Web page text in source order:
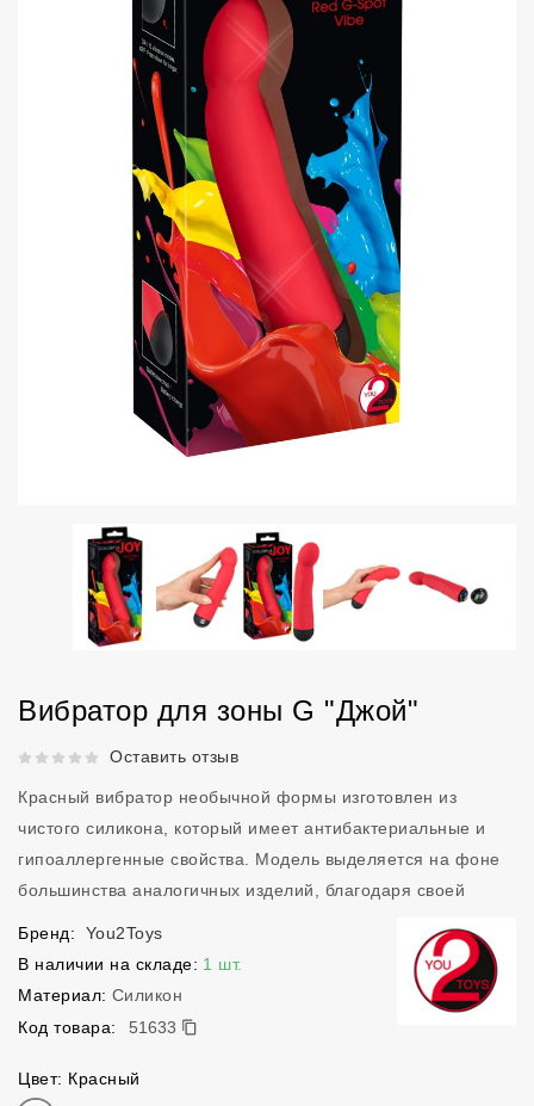
Вибратор для зоны G "Джой"
Рейтинг 5 из 5.Оставить отзыв
Красный вибратор необычной формы изготовлен из
чистого силикона, который имеет антибактериальные и
гипоаллергенные свойства. Модель выделяется на фоне
большинства аналогичных изделий, благодаря своей
Бренд:
You2Toys
В наличии на складе: 1 шт.
Материал: Силикон
Код товара:
51633
51633
Цвет: Красный